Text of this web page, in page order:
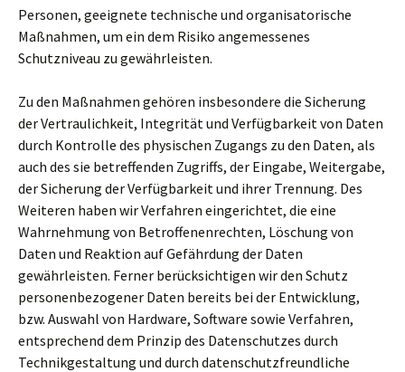
Personen, geeignete technische und organisatorische
Maßnahmen, um ein dem Risiko angemessenes
Schutzniveau zu gewährleisten.
Zu den Maßnahmen gehören insbesondere die Sicherung
der Vertraulichkeit, Integrität und Verfügbarkeit von Daten
durch Kontrolle des physischen Zugangs zu den Daten, als
auch des sie betreffenden Zugriffs, der Eingabe, Weitergabe,
der Sicherung der Verfügbarkeit und ihrer Trennung. Des
Weiteren haben wir Verfahren eingerichtet, die eine
Wahrnehmung von Betroffenenrechten, Löschung von
Daten und Reaktion auf Gefährdung der Daten
gewährleisten. Ferner berücksichtigen wir den Schutz
personenbezogener Daten bereits bei der Entwicklung,
bzw. Auswahl von Hardware, Software sowie Verfahren,
entsprechend dem Prinzip des Datenschutzes durch
Technikgestaltung und durch datenschutzfreundliche